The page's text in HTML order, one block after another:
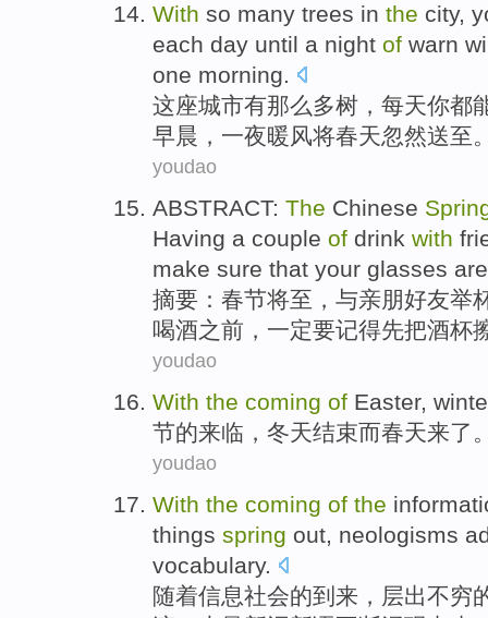
With so many trees in the city,
each day until a night of warn
one morning.
这座城市有那么多树 ， 每天你都
早晨， 一夜暖风将春天忽然送至
youdao
ABSTRACT: The Chinese
Having a couple of drink with
make sure that your glasses are
摘要 ： 春节将至， 与亲朋好友举
喝酒之前， 一定要记得先把酒杯
youdao
With the coming of Easter,
节的来临 ， 冬天结束而春天来了
youdao
With the coming of the
things spring out, neologisms
vocabulary.
随着信息社会的到来 ，层出不穷